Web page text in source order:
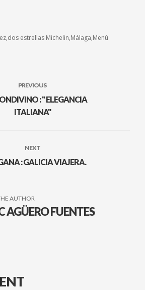
dos estrellas Michelin Málaga Menú
PREVIOUS
: " ELEGANCIA
ITALIANA"
NEXT
: GALICIA VIAJERA.
AUTHOR
AGÜERO FUENTES